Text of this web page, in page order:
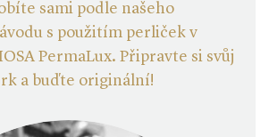
sami podle našeho
s použitím perliček v
PermaLux. Připravte si svůj
a buďte originální!